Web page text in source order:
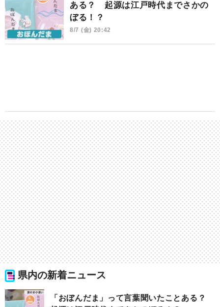
ある？ 起源は江戸時代までさかの
ぼる！？
8/7 (金) 20:42
県内の新着ニュース
「おぼんだま」って言葉聞いたことある？